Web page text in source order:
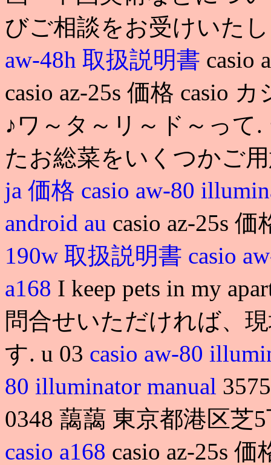
びご相談をお受けいた
aw-48h 取扱説明書 casio
casio az-25s 価格 casio
♪ワ～タ～リ～ド～って
たお総菜をいくつかご
ja 価格 casio aw-80
android au casio az-25s 価
190w 取扱説明書 casio
a168 I keep pets in my
問合せいただければ、
す. u 03 casio aw-80
80 illuminator manual
0348 藹藹 東京都港区芝
casio a168 casio az-25s 価